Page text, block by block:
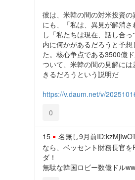
彼は、米韓の間の対米投資
にも、「私は、異見が解消さ
し「私たちは現在、話し合
内に何かがあるだろうと予想
た。核心争点である3500億
ついて、米韓の間の見解に
きるだろうという説明だ
https://v.daum.net/v/
0
15 名無し9月前
なら、ベッセント財務長官
ダ！
無駄な韓国ロビー数億ドル